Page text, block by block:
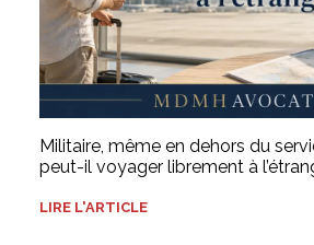
Militaire, même en dehors du
peut-il voyager librement à
LIRE L'ARTICLE